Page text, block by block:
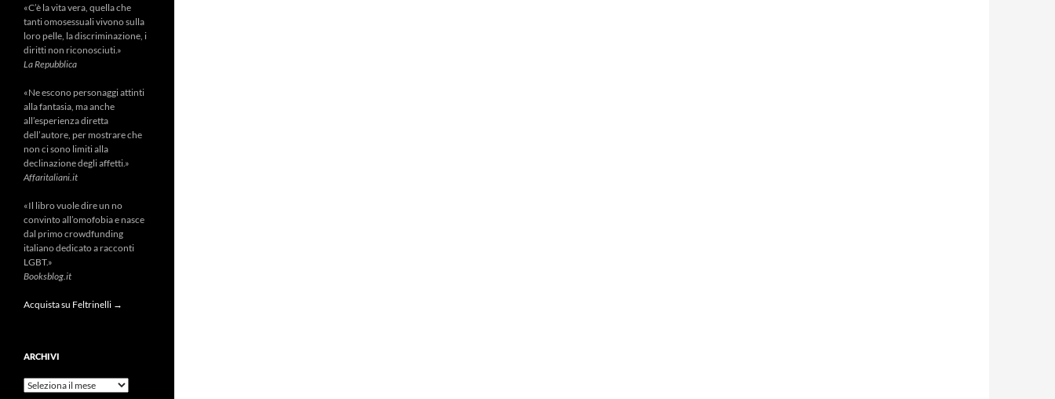
«C’è la vita vera, quella che
tanti omosessuali vivono sulla
loro pelle, la discriminazione, i
diritti non riconosciuti.»
La Repubblica
«Ne escono personaggi attinti
alla fantasia, ma anche
all’esperienza diretta
dell’autore, per mostrare che
non ci sono limiti alla
declinazione degli affetti.»
Affaritaliani.it
«Il libro vuole dire un no
convinto all’omofobia e nasce
dal primo crowdfunding
italiano dedicato a racconti
LGBT.»
Booksblog.it
Acquista su Feltrinelli →
ARCHIVI
Archivi